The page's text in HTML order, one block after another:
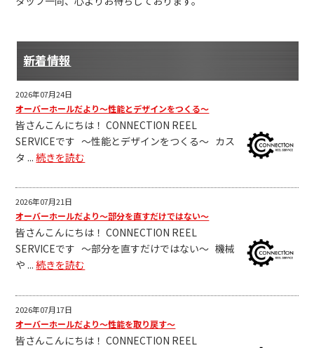
新着情報
2026年07月24日
オーバーホールだより～性能とデザインをつくる～
皆さんこんにちは！ CONNECTION REEL
SERVICEです ～性能とデザインをつくる～ カス
タ ...続きを読む
2026年07月21日
オーバーホールだより～部分を直すだけではない～
皆さんこんにちは！ CONNECTION REEL
SERVICEです ～部分を直すだけではない～ 機械
や ...続きを読む
2026年07月17日
オーバーホールだより～性能を取り戻す～
皆さんこんにちは！ CONNECTION REEL